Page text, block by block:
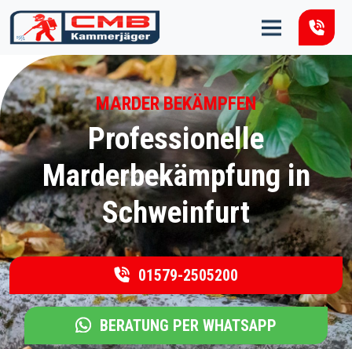
Zum Inhalt springen
MARDER BEKÄMPFEN
Professionelle
Marderbekämpfung in
Schweinfurt
01579-2505200
BERATUNG PER WHATSAPP